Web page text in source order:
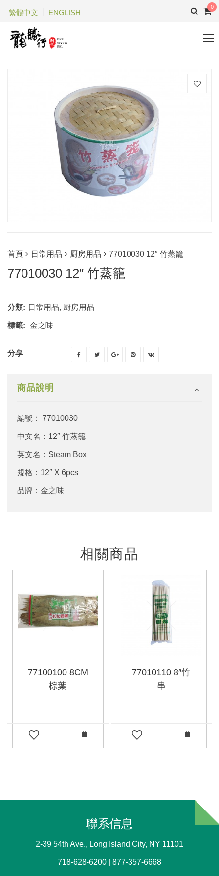
繁體中文 ENGLISH
0
首頁 日常用品 厨房用品 77010030 12″ 竹蒸籠
77010030 12″ 竹蒸籠
分類: 日常用品, 厨房用品
標籤: 金之味
分享
商品說明
編號： 77010030
中文名：12″ 竹蒸籠
英文名：Steam Box
規格：12″ X 6pcs
品牌：金之味
相關商品
77100100 8CM
棕葉
77010110 8″竹
串
聯系信息
2-39 54th Ave., Long Island City, NY 11101
718-628-6200 | 877-357-6668